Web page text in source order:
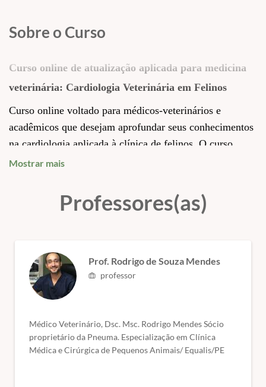
Sobre o Curso
Curso online de atualização aplicada para medicina
veterinária: Cardiologia Veterinária em Felinos
Curso online voltado para médicos-veterinários e
acadêmicos que desejam aprofundar seus conhecimentos
na cardiologia aplicada à clínica de felinos. O curso
aborda as particularidades fisiológicas da espécie, o
achados cardiológicos, com foco na prática clínica, na
segurança do paciente e na atualização científica. Ideal
Conteúdo abordado no curso
✅ Introdução à cardiologia veterinária em felinos
✅ Anatomia e fisiologia cardiovascular do gato
Mostrar mais
Professores(as)
Prof. Rodrigo de Souza Mendes
professor
Médico Veterinário, Dsc. Msc. Rodrigo Mendes Sócio
proprietário da Pneuma. Especialização em Clínica
Médica e Cirúrgica de Pequenos Animais/ Equalis/PE